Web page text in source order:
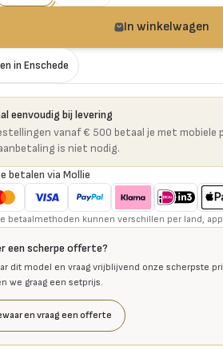
In winkelwagen
in Enschede
eenvoudig bij levering
vanaf € 500 betaal je met
is niet nodig.
betalen via Mollie
betaalmethoden kunnen verschillen per land,
een scherpe offerte?
dit model en vraag vrijblijvend onze scherpste
we graag een setprijs.
en vraag een offerte